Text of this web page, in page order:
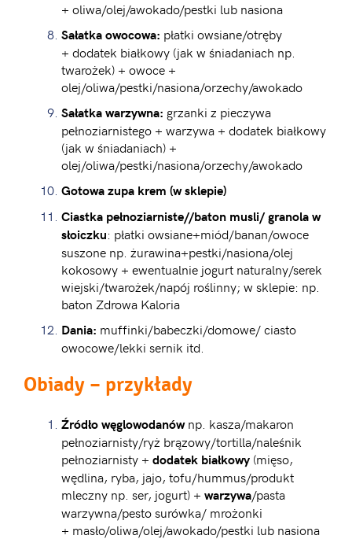
+ oliwa/olej/awokado/pestki lub nasiona
Sałatka owocowa: płatki owsiane/otręby
+ dodatek białkowy (jak w śniadaniach np.
twarożek) + owoce +
olej/oliwa/pestki/nasiona/orzechy/awokado
Sałatka warzywna: grzanki z pieczywa
pełnoziarnistego + warzywa + dodatek białkowy
(jak w śniadaniach) +
olej/oliwa/pestki/nasiona/orzechy/awokado
Gotowa zupa krem (w sklepie)
Ciastka pełnoziarniste//baton musli/ granola w
słoiczku: płatki owsiane+miód/banan/owoce
suszone np. żurawina+pestki/nasiona/olej
kokosowy + ewentualnie jogurt naturalny/serek
wiejski/twarożek/napój roślinny; w sklepie: np.
baton Zdrowa Kaloria
Dania: muffinki/babeczki/domowe/ ciasto
owocowe/lekki sernik itd.
Obiady – przykłady
Źródło węglowodanównp. kasza/makaron
pełnoziarnisty/ryż brązowy/tortilla/naleśnik
pełnoziarnisty + dodatek białkowy (mięso,
wędlina, ryba, jajo, tofu/hummus/produkt
mleczny np. ser, jogurt) + warzywa/pasta
warzywna/pesto surówka/ mrożonki
+ masło/oliwa/olej/awokado/pestki lub nasiona